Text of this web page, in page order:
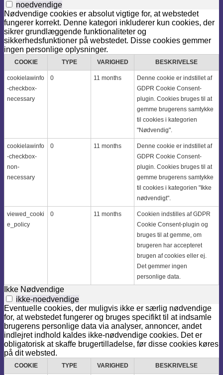
noedvendige
Nødvendige cookies er absolut vigtige for, at webstedet
fungerer korrekt. Denne kategori inkluderer kun cookies, der
sikrer grundlæggende funktionaliteter og
sikkerhedsfunktioner på webstedet. Disse cookies gemmer
ingen personlige oplysninger.
COOKIE TYPE VARIGHED BESKRIVELSE
cookielawinfo
-checkbox-
necessary
0 11 months
Denne cookie er indstillet af
GDPR Cookie Consent-
plugin. Cookies bruges til at
gemme brugerens samtykke
til cookies i kategorien
"Nødvendig".
cookielawinfo
-checkbox-
non-
necessary
0 11 months
Denne cookie er indstillet af
GDPR Cookie Consent-
plugin. Cookies bruges til at
gemme brugerens samtykke
til cookies i kategorien "Ikke
nødvendigt".
viewed_cooki
e_policy
0 11 months
Cookien indstilles af GDPR
Cookie Consent-plugin og
bruges til at gemme, om
brugeren har accepteret
brugen af ​​cookies eller ej.
Det gemmer ingen
personlige data.
Ikke Nødvendige
ikke-noedvendige
Eventuelle cookies, der muligvis ikke er særlig nødvendige
for, at webstedet fungerer og bruges specifikt til at indsamle
brugerens personlige data via analyser, annoncer, andet
indlejret indhold kaldes ikke-nødvendige cookies. Det er
obligatorisk at skaffe brugertilladelse, før disse cookies køres
på dit websted.
COOKIE TYPE VARIGHED BESKRIVELSE